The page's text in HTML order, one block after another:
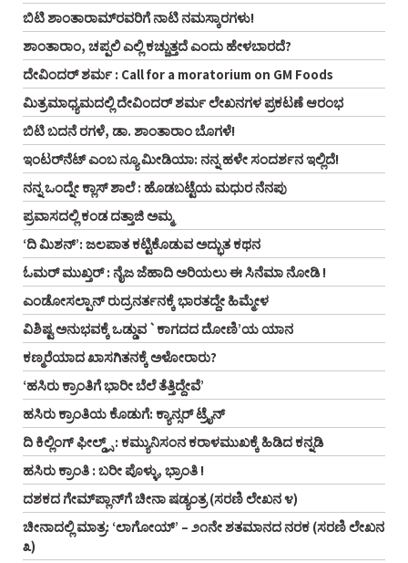
ಬಿಟಿ ಶಾಂತಾರಾಮ್‌ರವರಿಗೆ ನಾಟಿ ನಮಸ್ಕಾರಗಳು!
ಶಾಂತಾರಾಂ, ಚಪ್ಪಲಿ ಎಲ್ಲಿ ಕಚ್ಚುತ್ತದೆ ಎಂದು ಹೇಳಬಾರದೆ?
ದೇವಿಂದರ್ ಶರ್ಮ : Call for a moratorium on GM Foods
ಮಿತ್ರಮಾಧ್ಯಮದಲ್ಲಿ ದೇವಿಂದರ್ ಶರ್ಮ ಲೇಖನಗಳ ಪ್ರಕಟಣೆ ಆರಂಭ
ಬಿಟಿ ಬದನೆ ರಗಳೆ, ಡಾ. ಶಾಂತಾರಾಂ ಬೊಗಳೆ!
ಇಂಟರ್‌ನೆಟ್ ಎಂಬ ನ್ಯೂ ಮೀಡಿಯಾ: ನನ್ನ ಹಳೇ ಸಂದರ್ಶನ ಇಲ್ಲಿದೆ!
ನನ್ನ ಒಂದ್ನೇ ಕ್ಲಾಸ್ ಶಾಲೆ : ಹೊಡಬಟ್ಟೆಯ ಮಧುರ ನೆನಪು
ಪ್ರವಾಸದಲ್ಲಿ ಕಂಡ ದತ್ತಾಜಿ ಅಮ್ಮ
‘ದಿ ಮಿಶನ್’: ಜಲಪಾತ ಕಟ್ಟಿಕೊಡುವ ಅದ್ಭುತ ಕಥನ
ಓಮರ್ ಮುಖ್ತರ್ : ನೈಜ ಜೆಹಾದಿ ಅರಿಯಲು ಈ ಸಿನೆಮಾ ನೋಡಿ !
ಎಂಡೋಸಲ್ಪಾನ್ ರುದ್ರನರ್ತನಕ್ಕೆ ಭಾರತದ್ದೇ ಹಿಮ್ಮೇಳ
ವಿಶಿಷ್ಟ ಅನುಭವಕ್ಕೆ ಒಡ್ಡುವ `ಕಾಗದದ ದೋಣಿ’ಯ ಯಾನ
ಕಣ್ಮರೆಯಾದ ಖಾಸಗಿತನಕ್ಕೆ ಅಳೋರಾರು?
‘ಹಸಿರು ಕ್ರಾಂತಿಗೆ ಭಾರೀ ಬೆಲೆ ತೆತ್ತಿದ್ದೇವೆ’
ಹಸಿರು ಕ್ರಾಂತಿಯ ಕೊಡುಗೆ: ಕ್ಯಾನ್ಸರ್ ಟ್ರೈನ್
ದಿ ಕಿಲ್ಲಿಂಗ್ ಫೀಲ್ಡ್ಸ್ : ಕಮ್ಯುನಿಸಂನ ಕರಾಳಮುಖಕ್ಕೆ ಹಿಡಿದ ಕನ್ನಡಿ
ಹಸಿರು ಕ್ರಾಂತಿ : ಬರೀ ಪೊಳ್ಳು, ಭ್ರಾಂತಿ !
ದಶಕದ ಗೇಮ್‌ಪ್ಲಾನ್‌ಗೆ ಚೀನಾ ಷಡ್ಯಂತ್ರ (ಸರಣಿ ಲೇಖನ ೪)
ಚೀನಾದಲ್ಲಿ ಮಾತ್ರ: ‘ಲಾಗೋಯ್’ – ೨೧ನೇ ಶತಮಾನದ ನರಕ (ಸರಣಿ ಲೇಖನ
೩)